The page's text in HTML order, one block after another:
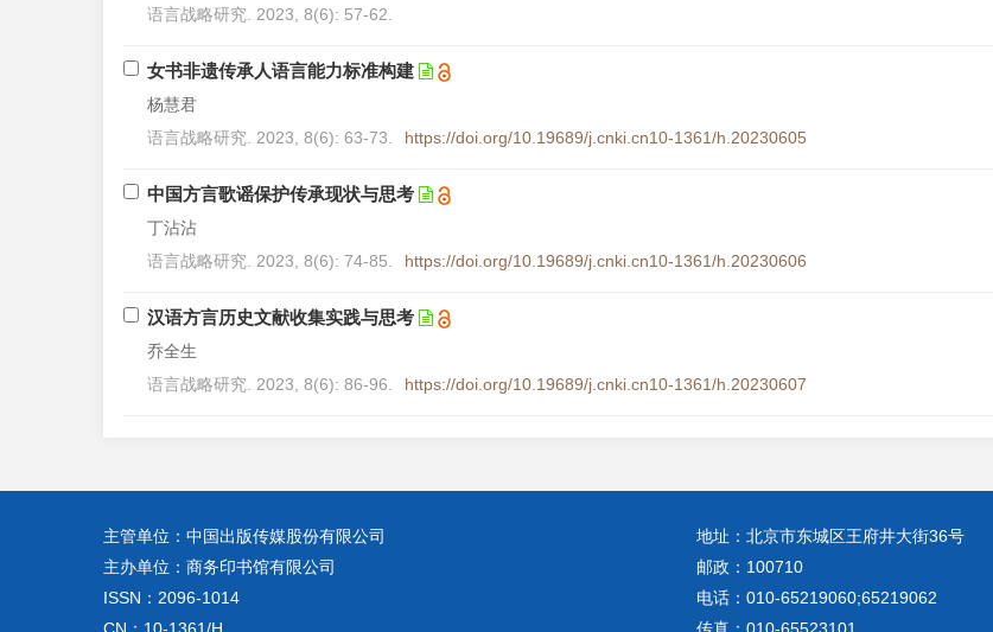
语言战略研究. 2023, 8(6): 57-62.
女书非遗传承人语言能力标准构建
杨慧君
语言战略研究. 2023, 8(6): 63-73.
https://doi.org/10.19689/j.cnki.cn10-1361/h.20230605
中国方言歌谣保护传承现状与思考
丁沾沾
语言战略研究. 2023, 8(6): 74-85.
https://doi.org/10.19689/j.cnki.cn10-1361/h.20230606
汉语方言历史文献收集实践与思考
乔全生
语言战略研究. 2023, 8(6): 86-96.
https://doi.org/10.19689/j.cnki.cn10-1361/h.20230607
主管单位：中国出版传媒股份有限公司
主办单位：商务印书馆有限公司
ISSN：2096-1014
地址：北京市东城区王府井大街36号
邮政：100710
电话：010-65219060;65219062